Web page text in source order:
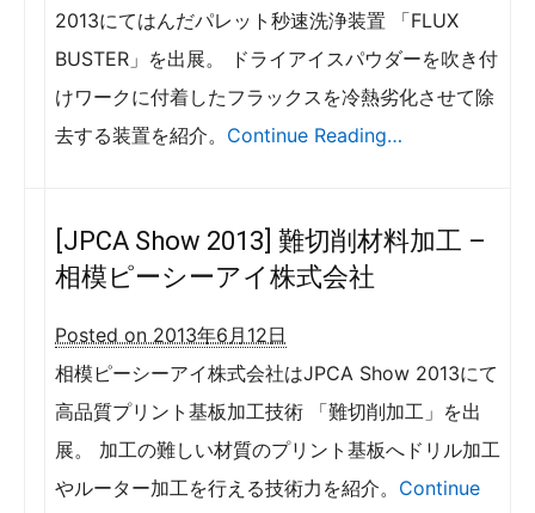
2013にてはんだパレット秒速洗浄装置 「FLUX
BUSTER」を出展。 ドライアイスパウダーを吹き付
けワークに付着したフラックスを冷熱劣化させて除
去する装置を紹介。 Continue Reading…
[JPCA Show 2013] 難切削材料加工 –
相模ピーシーアイ株式会社
Posted on 2013年6月12日
相模ピーシーアイ株式会社はJPCA Show 2013にて
高品質プリント基板加工技術 「難切削加工」を出
展。 加工の難しい材質のプリント基板へドリル加工
やルーター加工を行える技術力を紹介。 Continue